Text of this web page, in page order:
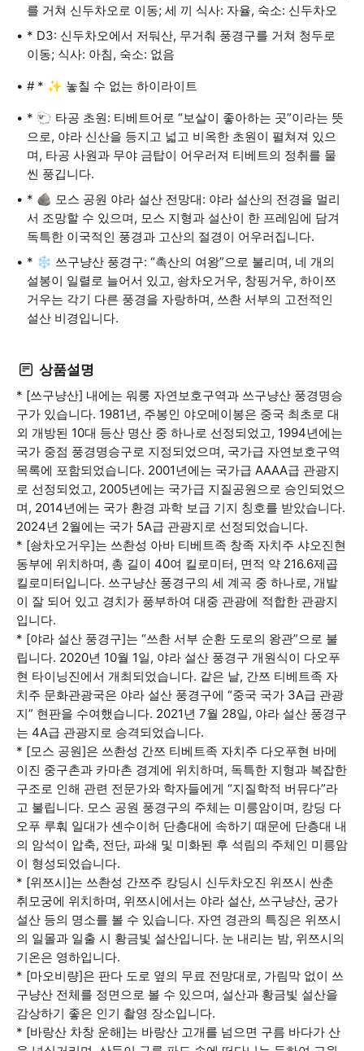
를 거쳐 신두차오로 이동; 세 끼 식사: 자율, 숙소: 신두차오
* D3: 신두차오에서 저둬산, 무거춰 풍경구를 거쳐 청두로
이동; 식사: 아침, 숙소: 없음
# * ✨ 놓칠 수 없는 하이라이트
* 🐑 타공 초원: 티베트어로 “보살이 좋아하는 곳”이라는 뜻
으로, 야라 신산을 등지고 넓고 비옥한 초원이 펼쳐져 있으
며, 타공 사원과 무야 금탑이 어우러져 티베트의 정취를 물
씬 풍깁니다.
* 🪨 모스 공원 야라 설산 전망대: 야라 설산의 전경을 멀리
서 조망할 수 있으며, 모스 지형과 설산이 한 프레임에 담겨
독특한 이국적인 풍경과 고산의 절경이 어우러집니다.
* ❄️ 쓰구냥산 풍경구: “촉산의 여왕”으로 불리며, 네 개의
설봉이 일렬로 늘어서 있고, 솽차오거우, 창핑거우, 하이쯔
거우는 각기 다른 풍경을 자랑하며, 쓰촨 서부의 고전적인
설산 비경입니다.
상품설명
* [쓰구냥산] 내에는 워룽 자연보호구역과 쓰구냥산 풍경명승
구가 있습니다. 1981년, 주봉인 야오메이봉은 중국 최초로 대
외 개방된 10대 등산 명산 중 하나로 선정되었고, 1994년에는
국가 중점 풍경명승구로 지정되었으며, 국가급 자연보호구역
목록에 포함되었습니다. 2001년에는 국가급 AAAA급 관광지
로 선정되었고, 2005년에는 국가급 지질공원으로 승인되었으
며, 2014년에는 국가 환경 과학 보급 기지 칭호를 받았습니다.
2024년 2월에는 국가 5A급 관광지로 선정되었습니다.
* [솽차오거우]는 쓰촨성 아바 티베트족 창족 자치주 샤오진현
동부에 위치하며, 총 길이 40여 킬로미터, 면적 약 216.6제곱
킬로미터입니다. 쓰구냥산 풍경구의 세 계곡 중 하나로, 개발
이 잘 되어 있고 경치가 풍부하여 대중 관광에 적합한 관광지
입니다.
* [야라 설산 풍경구]는 “쓰촨 서부 순환 도로의 왕관”으로 불
립니다. 2020년 10월 1일, 야라 설산 풍경구 개원식이 다오푸
현 타이닝진에서 개최되었습니다. 같은 날, 간쯔 티베트족 자
치주 문화관광국은 야라 설산 풍경구에 “중국 국가 3A급 관광
지” 현판을 수여했습니다. 2021년 7월 28일, 야라 설산 풍경구
는 4A급 관광지로 승격되었습니다.
* [모스 공원]은 쓰촨성 간쯔 티베트족 자치주 다오푸현 바메
이진 중구촌과 카마촌 경계에 위치하며, 독특한 지형과 복잡한
구조로 인해 관련 전문가와 학자들에게 “지질학적 버뮤다”라
고 불립니다. 모스 공원 풍경구의 주체는 미릉암이며, 캉딩 다
오푸 루훠 일대가 셴수이허 단층대에 속하기 때문에 단층대 내
의 암석이 압축, 전단, 파쇄 및 미화된 후 석림의 주체인 미릉암
이 형성되었습니다.
* [위쯔시]는 쓰촨성 간쯔주 캉딩시 신두차오진 위쯔시 싼춘
취모궁에 위치하며, 위쯔시에서는 야라 설산, 쓰구냥산, 궁가
설산 등의 명소를 볼 수 있습니다. 자연 경관의 특징은 위쯔시
의 일몰과 일출 시 황금빛 설산입니다. 눈 내리는 밤, 위쯔시의
기온은 영하입니다.
* [마오비량]은 판다 도로 옆의 무료 전망대로, 가림막 없이 쓰
구냥산 전체를 정면으로 볼 수 있으며, 설산과 황금빛 설산을
감상하기 좋은 인기 촬영 장소입니다.
* [바랑산 차창 운해]는 바랑산 고개를 넘으면 구름 바다가 산